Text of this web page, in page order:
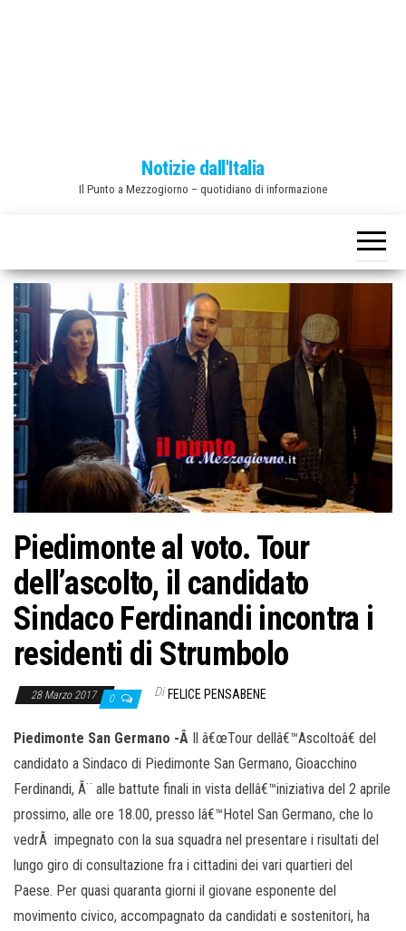
Notizie dall'Italia
Il Punto a Mezzogiorno – quotidiano di informazione
Piedimonte al voto. Tour
dell’ascolto, il candidato
Sindaco Ferdinandi incontra i
residenti di Strumbolo
28 Marzo 2017 0 Di FELICE PENSABENE
Piedimonte San Germano -Â Il â€œTour dellâ€™Ascoltoâ€ del
candidato a Sindaco di Piedimonte San Germano, Gioacchino
Ferdinandi, Ã¨ alle battute finali in vista dellâ€™iniziativa del 2 aprile
prossimo, alle ore 18.00, presso lâ€™Hotel San Germano, che lo
vedrÃ impegnato con la sua squadra nel presentare i risultati del
lungo giro di consultazione fra i cittadini dei vari quartieri del
Paese. Per quasi quaranta giorni il giovane esponente del
movimento civico, accompagnato da candidati e sostenitori, ha